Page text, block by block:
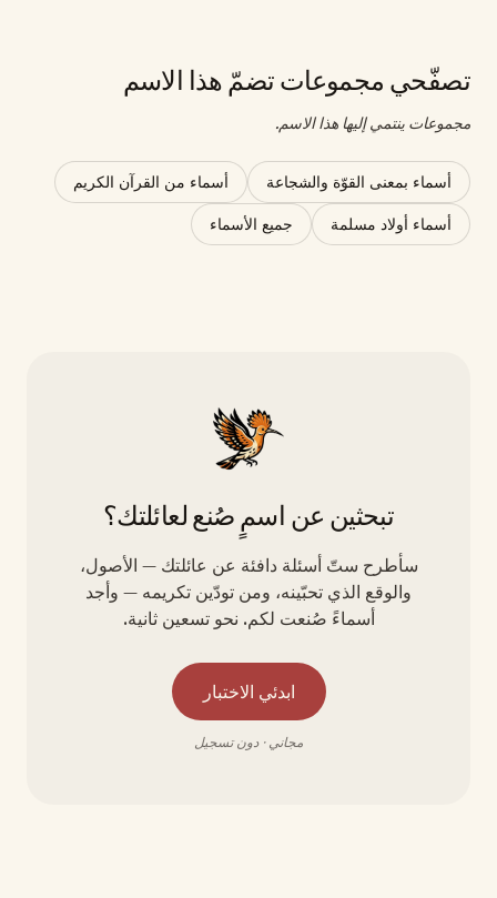
تصفّحي مجموعات تضمّ هذا الاسم
مجموعات ينتمي إليها هذا الاسم.
أسماء بمعنى القوّة والشجاعة أسماء من القرآن الكريم
أسماء أولاد مسلمة جميع الأسماء
تبحثين عن اسمٍ صُنع لعائلتك؟
سأطرح ستّ أسئلة دافئة عن عائلتك — الأصول،
والوقع الذي تحبّينه، ومن تودّين تكريمه — وأجد
أسماءً صُنعت لكم. نحو تسعين ثانية.
ابدئي الاختبار
مجاني · دون تسجيل